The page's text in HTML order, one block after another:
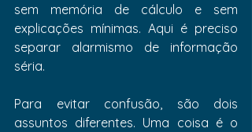
sem memória de cálculo e sem
explicações mínimas. Aqui é preciso
separar alarmismo de informação
séria.
Para evitar confusão, são dois
assuntos diferentes. Uma coisa é o